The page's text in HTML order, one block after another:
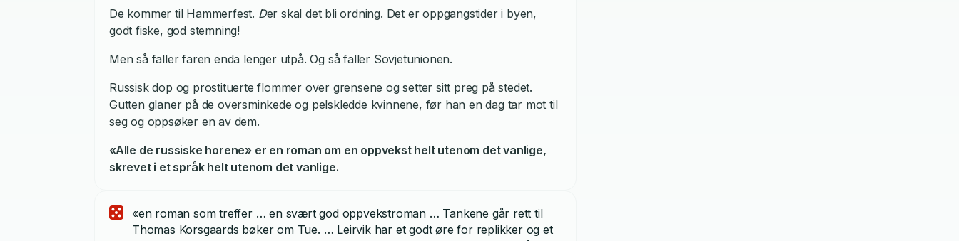
De kommer til Hammerfest. Der skal det bli ordning. Det er oppgangstider i byen,
godt fiske, god stemning!
Men så faller faren enda lenger utpå. Og så faller Sovjetunionen.
Russisk dop og prostituerte flommer over grensene og setter sitt preg på stedet.
Gutten glaner på de oversminkede og pelskledde kvinnene, før han en dag tar mot til
seg og oppsøker en av dem.
«Alle de russiske horene» er en roman om en oppvekst helt utenom det vanlige,
skrevet i et språk helt utenom det vanlige.
«en roman som treffer … en svært god oppvekstroman … Tankene går rett til
Thomas Korsgaards bøker om Tue. … Leirvik har et godt øre for replikker og et